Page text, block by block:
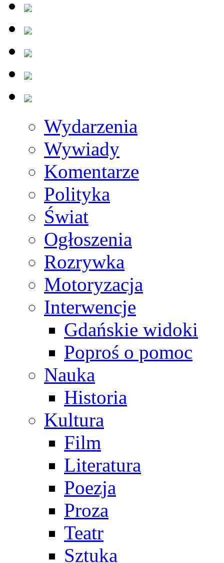
Wydarzenia
Wywiady
Komentarze
Polityka
Świat
Ogłoszenia
Rozrywka
Motoryzacja
Interwencje
Gdańskie widoki
Poproś o pomoc
Nauka
Historia
Kultura
Film
Literatura
Poezja
Proza
Teatr
Sztuka